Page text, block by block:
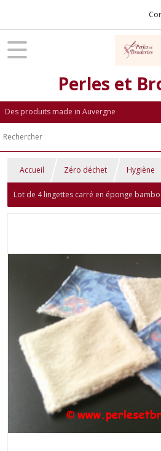
Perles et
Des produits made in Auvergne
Accueil Zéro déchet Hygiène
Lot de 4 lingettes carré en éponge